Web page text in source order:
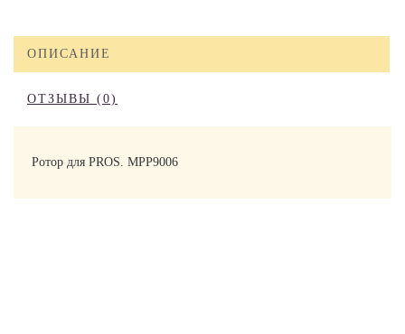
ОПИСАНИЕ
ОТЗЫВЫ (0)
Ротор для PROS. MPP9006